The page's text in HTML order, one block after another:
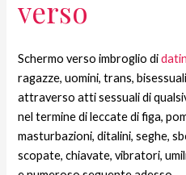
verso
Schermo verso imbroglio di
ragazze, uomini, trans,
attraverso atti sessuali di
nel termine di leccate di figa,
masturbazioni, ditalini, seghe,
scopate, chiavate, vibratori,